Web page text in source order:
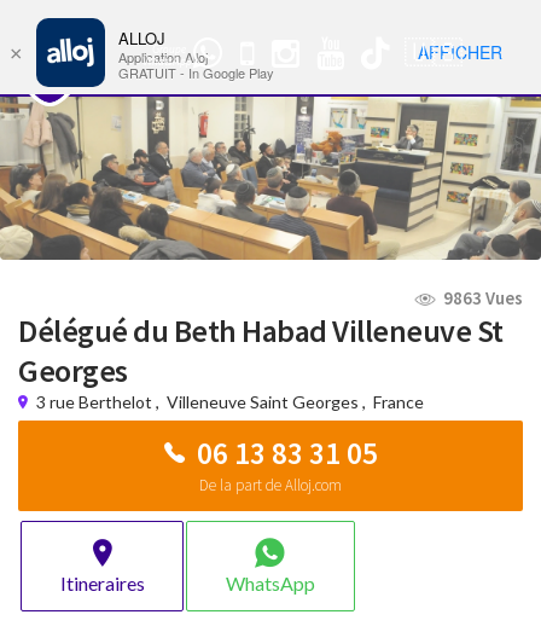
Groupe
WhatsApp
🇺🇸 Nav
9863 Vues
Délégué du Beth Habad Villeneuve St
Georges
3 rue Berthelot , Villeneuve Saint Georges , France
06 13 83 31 05
De la part de Alloj.com
Itineraires WhatsApp
×
ALLOJ
Application Alloj
GRATUIT - In Google Play
AFFICHER